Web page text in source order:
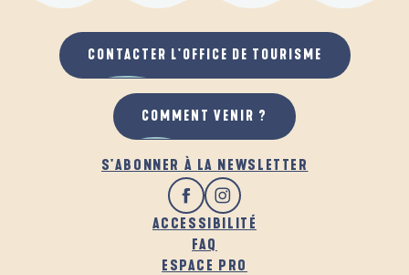
S'ABONNER À LA NEWSLETTER
ACCESSIBILITÉ
FAQ
ESPACE PRO
CONTACTER L'OFFICE DE TOURISME
COMMENT VENIR ?